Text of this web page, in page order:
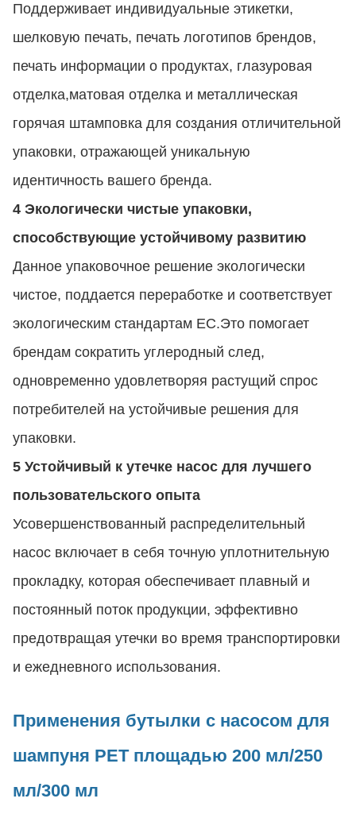
Поддерживает индивидуальные этикетки,
шелковую печать, печать логотипов брендов,
печать информации о продуктах, глазуровая
отделка,матовая отделка и металлическая
горячая штамповка для создания отличительной
упаковки, отражающей уникальную
идентичность вашего бренда.
4 Экологически чистые упаковки,
способствующие устойчивому развитию
Данное упаковочное решение экологически
чистое, поддается переработке и соответствует
экологическим стандартам ЕС.Это помогает
брендам сократить углеродный след,
одновременно удовлетворяя растущий спрос
потребителей на устойчивые решения для
упаковки.
5 Устойчивый к утечке насос для лучшего
пользовательского опыта
Усовершенствованный распределительный
насос включает в себя точную уплотнительную
прокладку, которая обеспечивает плавный и
постоянный поток продукции, эффективно
предотвращая утечки во время транспортировки
и ежедневного использования.
Применения бутылки с насосом для
шампуня PET площадью 200 мл/250
мл/300 мл